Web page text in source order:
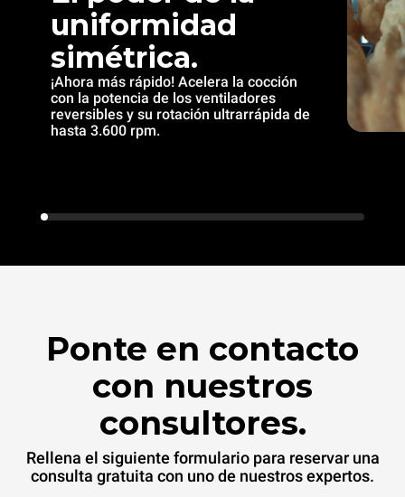
uniformidad
simétrica.
¡Ahora más rápido! Acelera la cocción
con la potencia de los ventiladores
reversibles y su rotación ultrarrápida de
hasta 3.600 rpm.
Ponte en contacto
con nuestros
consultores.
Rellena el siguiente formulario para reservar una
consulta gratuita con uno de nuestros expertos.